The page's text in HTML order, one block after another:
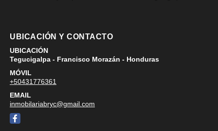
UBICACIÓN Y CONTACTO
UBICACIÓN
Tegucigalpa - Francisco Morazán - Honduras
MÓVIL
+50431776361
EMAIL
inmobilariabryc@gmail.com
Facebook